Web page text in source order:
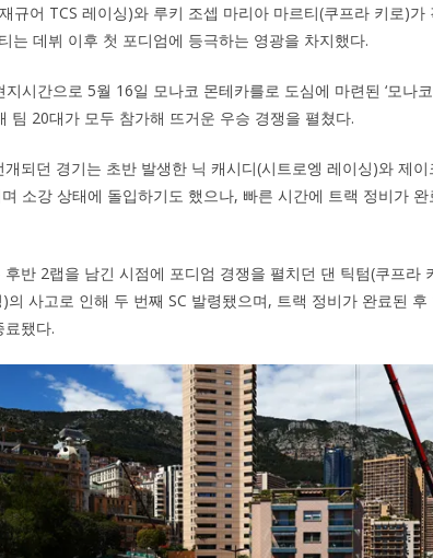
규어 TCS 레이싱)와 루키 조셉 마리아 마르티(쿠프라 키로)
는 데뷔 이후 첫 포디엄에 등극하는 영광을 차지했다.
지시간으로 5월 16일 모나코 몬테카를로 도심에 마련된 ‘모나
팀 20대가 모두 참가해 뜨거운 우승 경쟁을 펼쳤다.
되던 경기는 초반 발생한 닉 캐시디(시트로엥 레이싱)와 제
소강 상태에 돌입하기도 했으나, 빠른 시간에 트랙 정비가
반 2랩을 남긴 시점에 포디엄 경쟁을 펼치던 댄 틱텀(쿠프라
의 사고로 인해 두 번째 SC 발령됐으며, 트랙 정비가 완료된
됐다.